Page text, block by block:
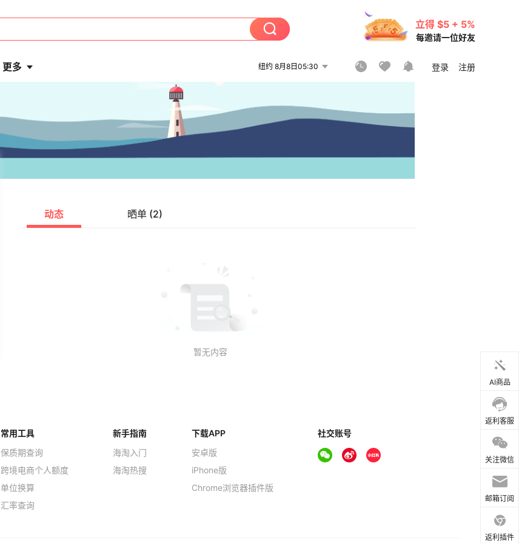
立得 $5 + 5%
每邀请一位好友
更多 纽约 8月8日05:30 登录 注册
动态 晒单 (2)
AI商品
返利客服
关注微信
邮箱订阅
返利插件
常用工具
保质期查询
跨境电商个人额度
单位换算
汇率查询
新手指南
海淘入门
海淘热搜
下载APP
安卓版
iPhone版
Chrome浏览器插件版
社交账号